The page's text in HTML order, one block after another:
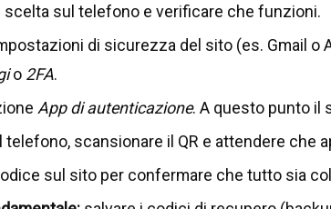
scelta sul telefono e verificare che funzioni.
di sicurezza del sito (es. Gmail o
o 2FA.
App di autenticazione. A questo punto il
telefono, scansionare il QR e attendere che
sul sito per confermare che tutto sia